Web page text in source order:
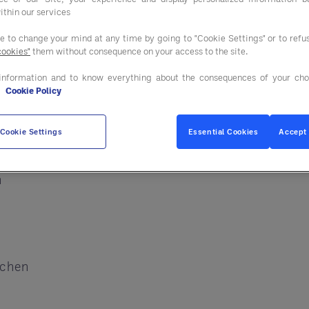
sinkender Konsum der Kunden – jetzt ist
Unser neues Whitepaper für 2024 zeigt die
wie Sie aus jedem Trend Kapital schlagen
verlangen
our services
to change your mind at any time by going to "Cookie Settings" or to
them without consequence on your access to the site.
and to know everything about the consequences of your
Cookie Policy
Cookie Settings Essential Cookies Accept